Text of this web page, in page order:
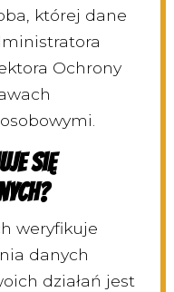
której dane
Ochrony
się
weryfikuje
danych
działań jest